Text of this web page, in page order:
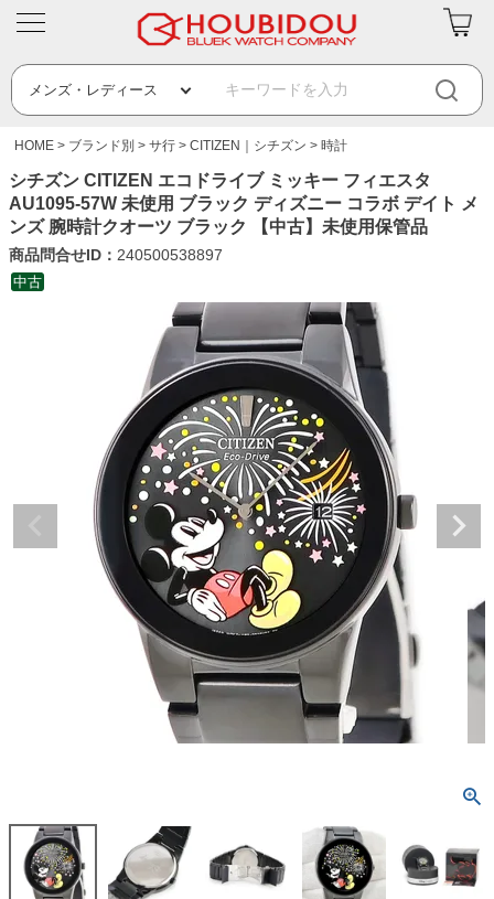
HOME ブランド別 サ行 CITIZEN｜シチズン 時計
シチズン CITIZEN エコドライブ ミッキー フィエスタ
AU1095-57W 未使用 ブラック ディズニー コラボ デイト メ
ンズ 腕時計クオーツ ブラック 【中古】未使用保管品
商品問合せID： 240500538897
中古